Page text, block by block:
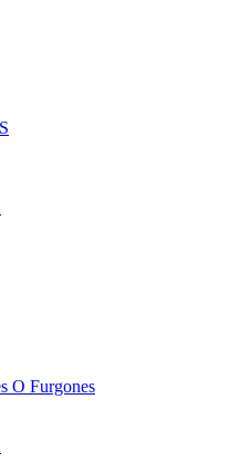
Furgones